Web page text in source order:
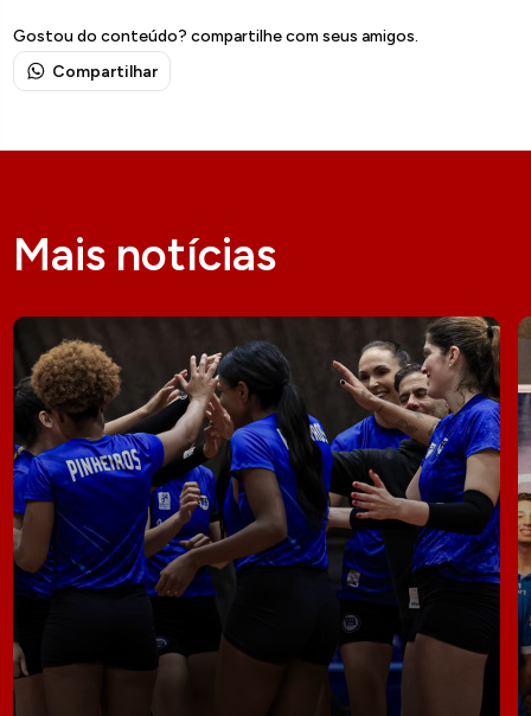
Gostou do conteúdo? compartilhe com seus amigos.
Compartilhar
Mais notícias